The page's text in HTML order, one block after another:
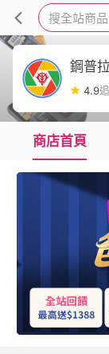
搜全站商品
鋼普
4.9
商店首頁